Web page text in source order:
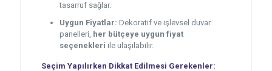
tasarruf sağlar.
Uygun Fiyatlar: Dekoratif ve işlevsel duvar
panelleri,
her bütçeye uygun fiyat
seçenekleri ile ulaşılabilir.
Seçim Yapılırken Dikkat Edilmesi Gerekenler: